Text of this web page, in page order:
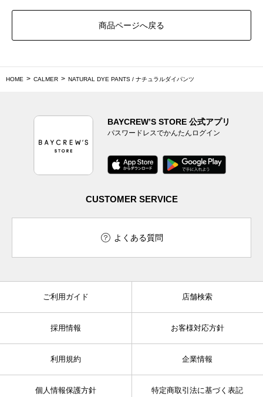
商品ページへ戻る
HOME CALMER NATURAL DYE PANTS / ナチュラルダイパンツ
BAYCREW’S STORE 公式アプリ
パスワードレスでかんたんログイン
CUSTOMER SERVICE
よくある質問
ご利用ガイド 店舗検索
採用情報 お客様対応方針
利用規約 企業情報
個人情報保護方針 特定商取引法に基づく表記